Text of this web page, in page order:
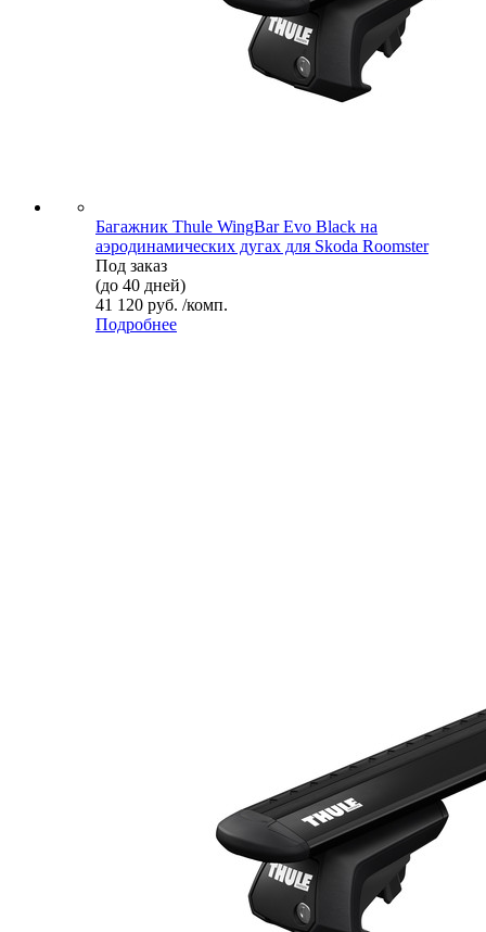
Багажник Thule WingBar Evo Black на
аэродинамических дугах для Skoda Roomster
Под заказ
(до 40 дней)
41 120 руб. /комп.
Подробнее